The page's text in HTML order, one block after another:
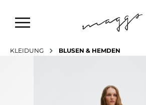
KLEIDUNG BLUSEN & HEMDEN